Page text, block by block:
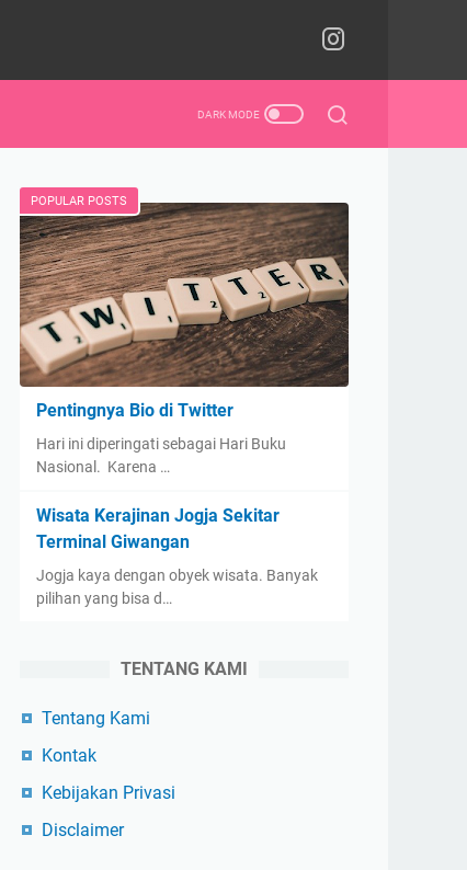
POPULAR POSTS
Pentingnya Bio di Twitter
Hari ini diperingati sebagai Hari Buku
Nasional. Karena …
Wisata Kerajinan Jogja Sekitar
Terminal Giwangan
Jogja kaya dengan obyek wisata. Banyak
pilihan yang bisa d…
TENTANG KAMI
Tentang Kami
Kontak
Kebijakan Privasi
Disclaimer